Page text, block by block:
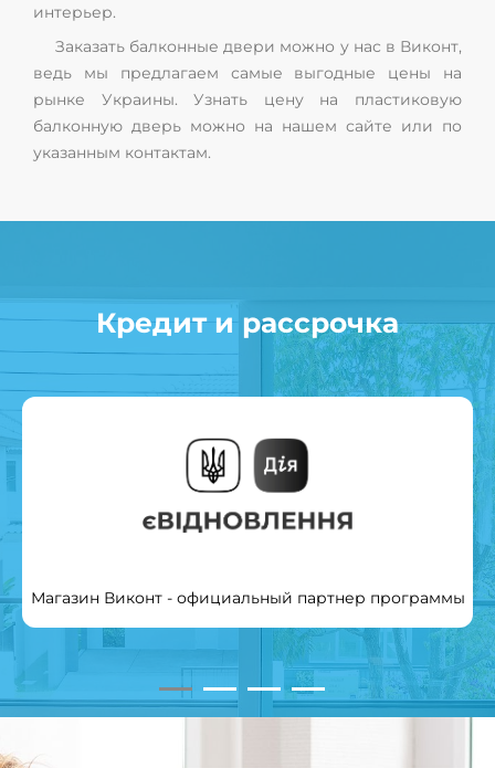
интерьер.
Заказать балконные двери можно у нас в Виконт,
ведь мы предлагаем самые выгодные цены на
рынке Украины. Узнать цену на пластиковую
балконную дверь можно на нашем сайте или по
указанным контактам.
Кредит и рассрочка
Магазин Виконт - официальный партнер программы